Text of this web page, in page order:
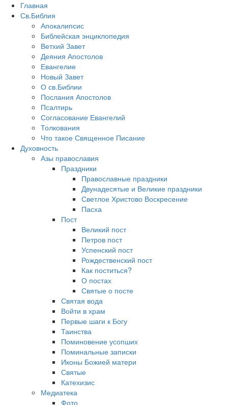
Главная
Св.Библия
Апокалипсис
Библейская энциклопедия
Ветхий Завет
Деяния Апостолов
Евангелие
Новый Завет
О св.Библии
Послания Апостолов
Псалтирь
Согласование Евангелий
Толкования
Что такое Священное Писание
Духовность
Азы православия
Праздники
Православные праздники
Двунадесятые и Великие праздники
Светлое Христово Воскресение
Пасха
Пост
Великий пост
Петров пост
Успенский пост
Рождественский пост
Как поститься?
О постах
Святые о посте
Святая вода
Войти в храм
Первые шаги к Богу
Таинства
Поминовение усопших
Поминальные записки
Иконы Божией матери
Святые
Катехизис
Медиатека
Фото